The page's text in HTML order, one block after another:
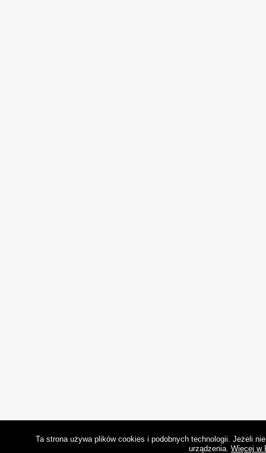
Ta strona używa plików cookies i podobnych technologii. Jeżeli
urządzenia. Więcej w